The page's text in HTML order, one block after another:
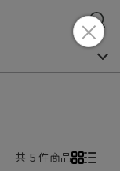
共 5 件商品